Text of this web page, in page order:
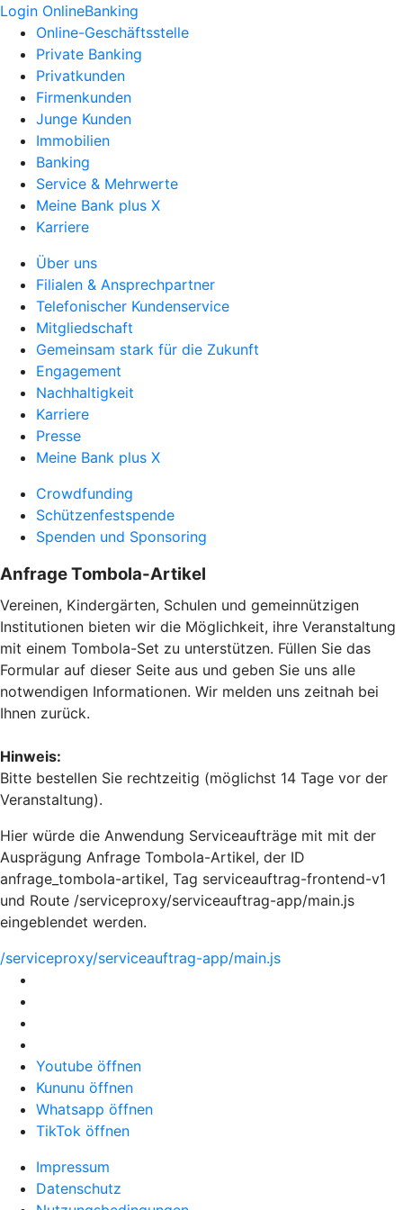
Login OnlineBanking
Online-Geschäftsstelle
Private Banking
Privatkunden
Firmenkunden
Junge Kunden
Immobilien
Banking
Service & Mehrwerte
Meine Bank plus X
Karriere
Über uns
Filialen & Ansprechpartner
Telefonischer Kundenservice
Mitgliedschaft
Gemeinsam stark für die Zukunft
Engagement
Nachhaltigkeit
Karriere
Presse
Meine Bank plus X
Crowdfunding
Schützenfestspende
Spenden und Sponsoring
Anfrage Tombola-Artikel
Vereinen, Kindergärten, Schulen und gemeinnützigen
Institutionen bieten wir die Möglichkeit, ihre Veranstaltung
mit einem Tombola-Set zu unterstützen. Füllen Sie das
Formular auf dieser Seite aus und geben Sie uns alle
notwendigen Informationen. Wir melden uns zeitnah bei
Ihnen zurück.
Hinweis:
Bitte bestellen Sie rechtzeitig (möglichst 14 Tage vor der
Veranstaltung).
Hier würde die Anwendung Serviceaufträge mit mit der
Ausprägung Anfrage Tombola-Artikel, der ID
anfrage_tombola-artikel, Tag serviceauftrag-frontend-v1
und Route /serviceproxy/serviceauftrag-app/main.js
eingeblendet werden.
/serviceproxy/serviceauftrag-app/main.js
Youtube öffnen
Kununu öffnen
Whatsapp öffnen
TikTok öffnen
Impressum
Datenschutz